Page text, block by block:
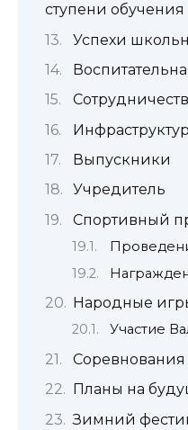
ступени обучения
Успехи
Выпускники
Учредитель
Спортивный
Народные
Участие
Планы на
Зимний